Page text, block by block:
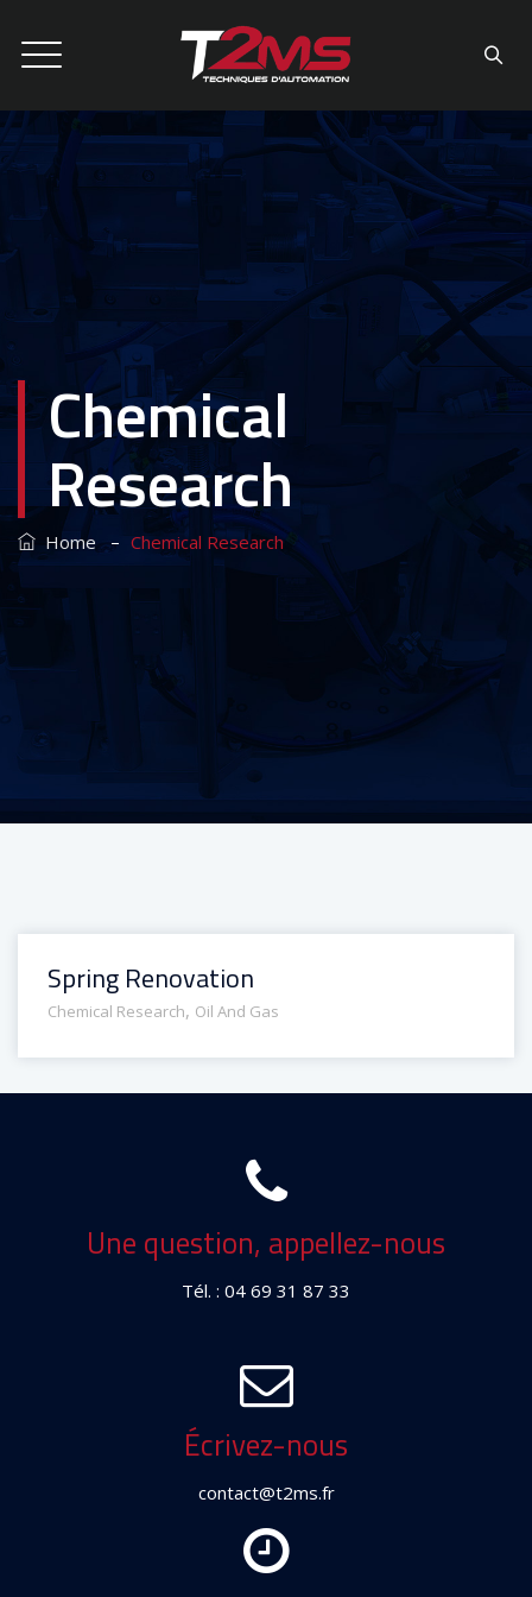
Chemical
Research
Home – Chemical Research
Spring Renovation
Chemical Research, Oil And Gas
Une question, appellez-nous
Tél. : 04 69 31 87 33
Écrivez-nous
contact@t2ms.fr